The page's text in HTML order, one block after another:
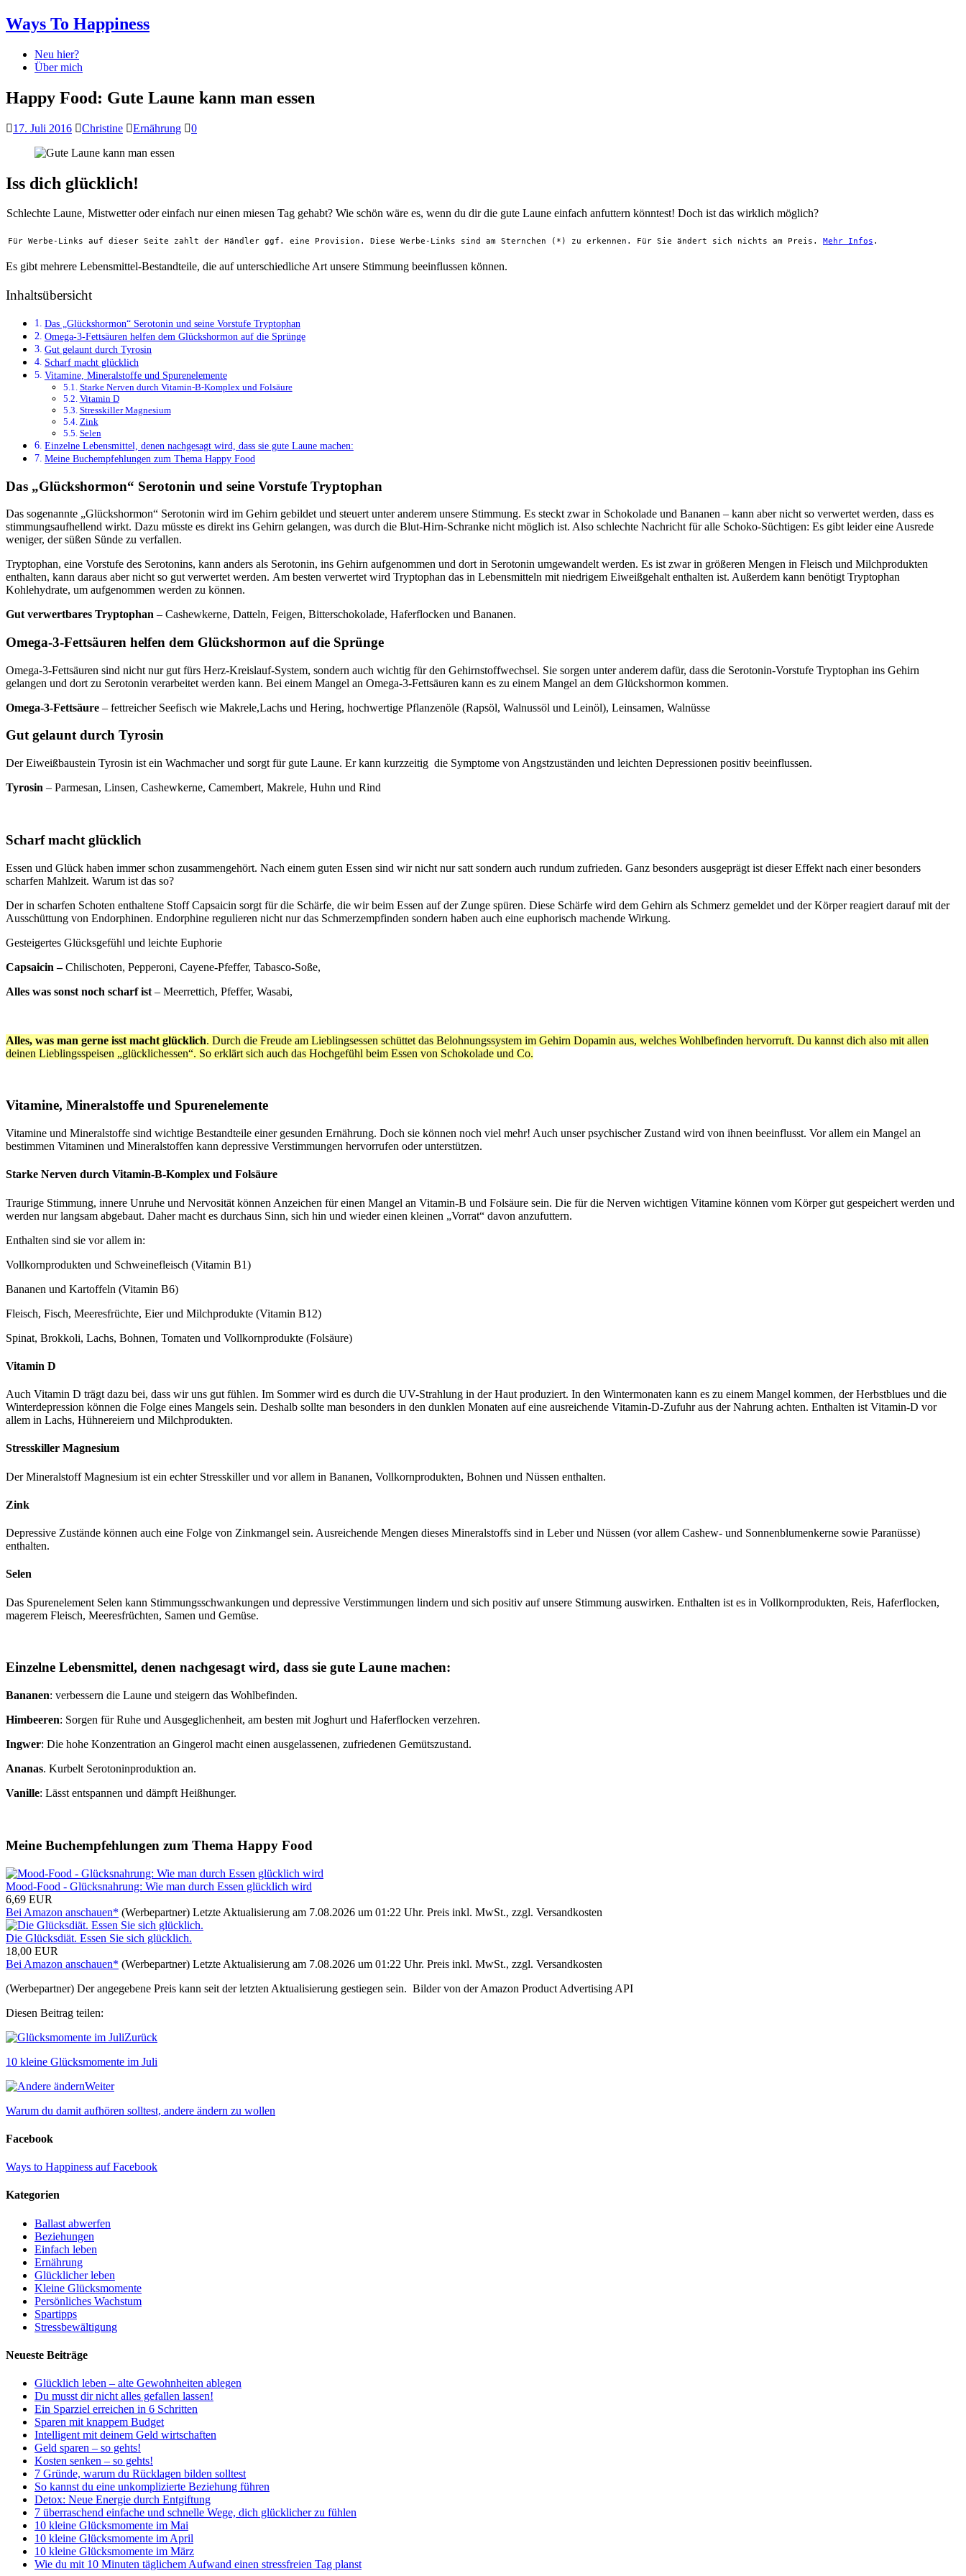
Ways To Happiness
Neu hier?
Über mich
Happy Food: Gute Laune kann man essen
17. Juli 2016 Christine Ernährung 0
Iss dich glücklich!
Schlechte Laune, Mistwetter oder einfach nur einen miesen Tag gehabt? Wie schön wäre es, wenn du dir die gute Laune einfach anfuttern könntest! Doch ist das wirklich möglich?
Für Werbe-Links auf dieser Seite zahlt der Händler ggf. eine Provision. Diese Werbe-Links sind am Sternchen (*) zu erkennen. Für Sie ändert sich nichts am Preis. Mehr Infos .
Es gibt mehrere Lebensmittel-Bestandteile, die auf unterschiedliche Art unsere Stimmung beeinflussen können.
Inhaltsübersicht
Das „Glückshormon“ Serotonin und seine Vorstufe Tryptophan
Omega-3-Fettsäuren helfen dem Glückshormon auf die Sprünge
Gut gelaunt durch Tyrosin
Scharf macht glücklich
Vitamine, Mineralstoffe und Spurenelemente
Starke Nerven durch Vitamin-B-Komplex und Folsäure
Vitamin D
Stresskiller Magnesium
Zink
Selen
Einzelne Lebensmittel, denen nachgesagt wird, dass sie gute Laune machen:
Meine Buchempfehlungen zum Thema Happy Food
Das „Glückshormon“ Serotonin und seine Vorstufe Tryptophan
Das sogenannte „Glückshormon“ Serotonin wird im Gehirn gebildet und steuert unter anderem unsere Stimmung. Es steckt zwar in Schokolade und Bananen – kann aber nicht so verwertet werden, dass es
stimmungsaufhellend wirkt. Dazu müsste es direkt ins Gehirn gelangen, was durch die Blut-Hirn-Schranke nicht möglich ist. Also schlechte Nachricht für alle Schoko-Süchtigen: Es gibt leider eine Ausrede
weniger, der süßen Sünde zu verfallen.
Tryptophan, eine Vorstufe des Serotonins, kann anders als Serotonin, ins Gehirn aufgenommen und dort in Serotonin umgewandelt werden. Es ist zwar in größeren Mengen in Fleisch und Milchprodukten
enthalten, kann daraus aber nicht so gut verwertet werden. Am besten verwertet wird Tryptophan das in Lebensmitteln mit niedrigem Eiweißgehalt enthalten ist. Außerdem kann benötigt Tryptophan
Kohlehydrate, um aufgenommen werden zu können.
Gut verwertbares Tryptophan – Cashewkerne, Datteln, Feigen, Bitterschokolade, Haferflocken und Bananen.
Omega-3-Fettsäuren helfen dem Glückshormon auf die Sprünge
Omega-3-Fettsäuren sind nicht nur gut fürs Herz-Kreislauf-System, sondern auch wichtig für den Gehirnstoffwechsel. Sie sorgen unter anderem dafür, dass die Serotonin-Vorstufe Tryptophan ins Gehirn
gelangen und dort zu Serotonin verarbeitet werden kann. Bei einem Mangel an Omega-3-Fettsäuren kann es zu einem Mangel an dem Glückshormon kommen.
Omega-3-Fettsäure – fettreicher Seefisch wie Makrele,Lachs und Hering, hochwertige Pflanzenöle (Rapsöl, Walnussöl und Leinöl), Leinsamen, Walnüsse
Gut gelaunt durch Tyrosin
Der Eiweißbaustein Tyrosin ist ein Wachmacher und sorgt für gute Laune. Er kann kurzzeitig die Symptome von Angstzuständen und leichten Depressionen positiv beeinflussen.
Tyrosin – Parmesan, Linsen, Cashewkerne, Camembert, Makrele, Huhn und Rind
Scharf macht glücklich
Essen und Glück haben immer schon zusammengehört. Nach einem guten Essen sind wir nicht nur satt sondern auch rundum zufrieden. Ganz besonders ausgeprägt ist dieser Effekt nach einer besonders
scharfen Mahlzeit. Warum ist das so?
Der in scharfen Schoten enthaltene Stoff Capsaicin sorgt für die Schärfe, die wir beim Essen auf der Zunge spüren. Diese Schärfe wird dem Gehirn als Schmerz gemeldet und der Körper reagiert darauf mit der
Ausschüttung von Endorphinen. Endorphine regulieren nicht nur das Schmerzempfinden sondern haben auch eine euphorisch machende Wirkung.
Gesteigertes Glücksgefühl und leichte Euphorie
Capsaicin –Chilischoten, Pepperoni, Cayene-Pfeffer, Tabasco-Soße,
Alles was sonst noch scharf ist – Meerrettich, Pfeffer, Wasabi,
Alles, was man gerne isst macht glücklich. Durch die Freude am Lieblingsessen schüttet das Belohnungssystem im Gehirn Dopamin aus, welches Wohlbefinden hervorruft. Du kannst dich also mit allen
deinen Lieblingsspeisen „glücklichessen“. So erklärt sich auch das Hochgefühl beim Essen von Schokolade und Co.
Vitamine, Mineralstoffe und Spurenelemente
Vitamine und Mineralstoffe sind wichtige Bestandteile einer gesunden Ernährung. Doch sie können noch viel mehr! Auch unser psychischer Zustand wird von ihnen beeinflusst. Vor allem ein Mangel an
bestimmen Vitaminen und Mineralstoffen kann depressive Verstimmungen hervorrufen oder unterstützen.
Starke Nerven durch Vitamin-B-Komplex und Folsäure
Traurige Stimmung, innere Unruhe und Nervosität können Anzeichen für einen Mangel an Vitamin-B und Folsäure sein. Die für die Nerven wichtigen Vitamine können vom Körper gut gespeichert werden und
werden nur langsam abgebaut. Daher macht es durchaus Sinn, sich hin und wieder einen kleinen „Vorrat“ davon anzufuttern.
Enthalten sind sie vor allem in:
Vollkornprodukten und Schweinefleisch (Vitamin B1)
Bananen und Kartoffeln (Vitamin B6)
Fleisch, Fisch, Meeresfrüchte, Eier und Milchprodukte (Vitamin B12)
Spinat, Brokkoli, Lachs, Bohnen, Tomaten und Vollkornprodukte (Folsäure)
Vitamin D
Auch Vitamin D trägt dazu bei, dass wir uns gut fühlen. Im Sommer wird es durch die UV-Strahlung in der Haut produziert. In den Wintermonaten kann es zu einem Mangel kommen, der Herbstblues und die
Winterdepression können die Folge eines Mangels sein. Deshalb sollte man besonders in den dunklen Monaten auf eine ausreichende Vitamin-D-Zufuhr aus der Nahrung achten. Enthalten ist Vitamin-D vor
allem in Lachs, Hühnereiern und Milchprodukten.
Stresskiller Magnesium
Der Mineralstoff Magnesium ist ein echter Stresskiller und vor allem in Bananen, Vollkornprodukten, Bohnen und Nüssen enthalten.
Zink
Depressive Zustände können auch eine Folge von Zinkmangel sein. Ausreichende Mengen dieses Mineralstoffs sind in Leber und Nüssen (vor allem Cashew- und Sonnenblumenkerne sowie Paranüsse)
enthalten.
Selen
Das Spurenelement Selen kann Stimmungsschwankungen und depressive Verstimmungen lindern und sich positiv auf unsere Stimmung auswirken. Enthalten ist es in Vollkornprodukten, Reis, Haferflocken,
magerem Fleisch, Meeresfrüchten, Samen und Gemüse.
Einzelne Lebensmittel, denen nachgesagt wird, dass sie gute Laune machen:
Bananen: verbessern die Laune und steigern das Wohlbefinden.
Himbeeren: Sorgen für Ruhe und Ausgeglichenheit, am besten mit Joghurt und Haferflocken verzehren.
Ingwer: Die hohe Konzentration an Gingerol macht einen ausgelassenen, zufriedenen Gemütszustand.
Ananas. Kurbelt Serotoninproduktion an.
Vanille: Lässt entspannen und dämpft Heißhunger.
Meine Buchempfehlungen zum Thema Happy Food
Mood-Food - Glücksnahrung: Wie man durch Essen glücklich wird
6,69 EUR
Bei Amazon anschauen* (Werbepartner) Letzte Aktualisierung am 7.08.2026 um 01:22 Uhr. Preis inkl. MwSt., zzgl. Versandkosten
Die Glücksdiät. Essen Sie sich glücklich.
18,00 EUR
Bei Amazon anschauen* (Werbepartner) Letzte Aktualisierung am 7.08.2026 um 01:22 Uhr. Preis inkl. MwSt., zzgl. Versandkosten
(Werbepartner) Der angegebene Preis kann seit der letzten Aktualisierung gestiegen sein. Bilder von der Amazon Product Advertising API
Diesen Beitrag teilen:
Zurück
10 kleine Glücksmomente im Juli
Weiter
Warum du damit aufhören solltest, andere ändern zu wollen
Facebook
Ways to Happiness auf Facebook
Kategorien
Ballast abwerfen
Beziehungen
Einfach leben
Ernährung
Glücklicher leben
Kleine Glücksmomente
Persönliches Wachstum
Spartipps
Stressbewältigung
Neueste Beiträge
Glücklich leben – alte Gewohnheiten ablegen
Du musst dir nicht alles gefallen lassen!
Ein Sparziel erreichen in 6 Schritten
Sparen mit knappem Budget
Intelligent mit deinem Geld wirtschaften
Geld sparen – so gehts!
Kosten senken – so gehts!
7 Gründe, warum du Rücklagen bilden solltest
So kannst du eine unkomplizierte Beziehung führen
Detox: Neue Energie durch Entgiftung
7 überraschend einfache und schnelle Wege, dich glücklicher zu fühlen
10 kleine Glücksmomente im Mai
10 kleine Glücksmomente im April
10 kleine Glücksmomente im März
Wie du mit 10 Minuten täglichem Aufwand einen stressfreien Tag planst